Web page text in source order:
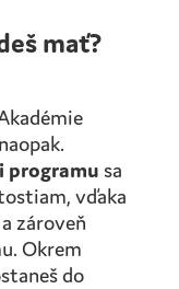
mať?
programu sa
vďaka
zároveň
Okrem
do